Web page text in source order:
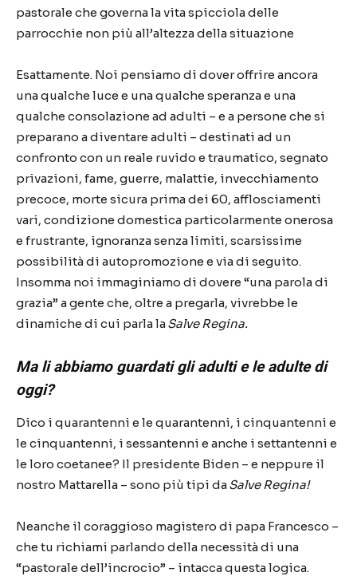
pastorale che governa la vita spicciola delle
parrocchie non più all’altezza della situazione
Esattamente. Noi pensiamo di dover offrire ancora
una qualche luce e una qualche speranza e una
qualche consolazione ad adulti – e a persone che si
preparano a diventare adulti – destinati ad un
confronto con un reale ruvido e traumatico, segnato
privazioni, fame, guerre, malattie, invecchiamento
precoce, morte sicura prima dei 60, afflosciamenti
vari, condizione domestica particolarmente onerosa
e frustrante, ignoranza senza limiti, scarsissime
possibilità di autopromozione e via di seguito.
Insomma noi immaginiamo di dovere “una parola di
grazia” a gente che, oltre a pregarla, vivrebbe le
dinamiche di cui parla laSalve Regina.
Ma li abbiamo guardati gli adulti e le adulte di
oggi?
Dico i quarantenni e le quarantenni, i cinquantenni e
le cinquantenni, i sessantenni e anche i settantenni e
le loro coetanee? Il presidente Biden – e neppure il
nostro Mattarella – sono più tipi daSalve Regina!
Neanche il coraggioso magistero di papa Francesco –
che tu richiami parlando della necessità di una
“pastorale dell’incrocio” – intacca questa logica.